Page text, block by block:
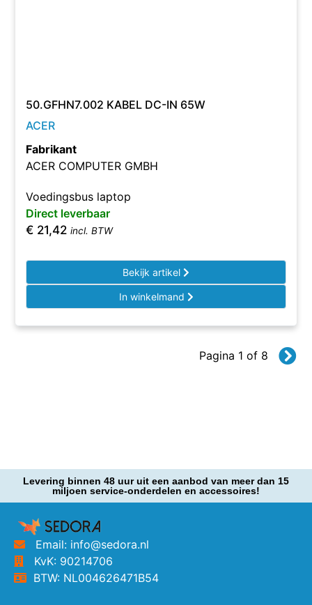
50.GFHN7.002 KABEL DC-IN 65W
ACER
Fabrikant
ACER COMPUTER GMBH
Voedingsbus laptop
Direct leverbaar
€ 21,42 incl. BTW
Bekijk artikel
In winkelmand
Pagina 1 of 8
Levering binnen 48 uur uit een aanbod van meer dan 15
miljoen service-onderdelen en accessoires!
Email: info@sedora.nl
KvK: 90214706
BTW: NL004626471B54